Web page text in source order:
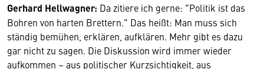
Gerhard Hellwagner: Da zitiere ich gerne: "Politik ist das
Bohren von harten Brettern." Das heißt: Man muss sich
ständig bemühen, erklären, aufklären. Mehr gibt es dazu
gar nicht zu sagen. Die Diskussion wird immer wieder
aufkommen – aus politischer Kurzsichtigkeit, aus